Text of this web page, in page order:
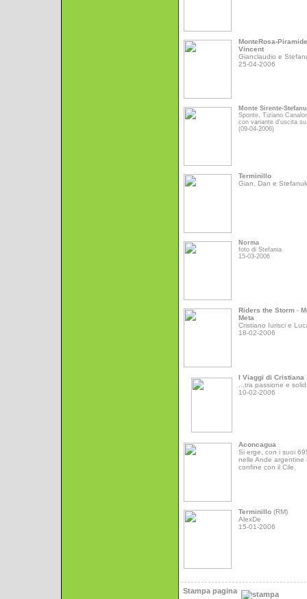
MonteRosa-Piramide
Vincent
Gianclaudio e
25-04-2006
Monte Sirente-
Sponte, Tiziano
con variante d'uscita
(09-04-2006)
Terminillo
Gian, Dan e Stefanuk
Norma
foto di Stefania
15-03-2006
Riders the Storm -
Meta
Cristiano Iurisci e
18-02-2006
I Viaggi di Cristiana
...tra passione e
10-02-2006
Aconcagua
Si erge, con i suoi
nelle Ande argentine
confine con il Cile.
Terminillo (RM)
AlexDe
15-01-2006
Stampa pagina